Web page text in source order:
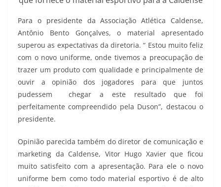
Para o presidente da Associação Atlética Caldense,
Antônio Bento Gonçalves, o material apresentado
superou as expectativas da diretoria. “ Estou muito feliz
com o novo uniforme, onde tivemos a preocupação de
trazer um produto com qualidade e principalmente de
ouvir a opinião dos jogadores para que juntos
pudessem chegar a este resultado que foi
perfeitamente compreendido pela Duson”, destacou o
presidente.
Opinião parecida também do diretor de comunicação e
marketing da Caldense, Vitor Hugo Xavier que ficou
muito satisfeito com a apresentação. Para ele o novo
uniforme bem como todo material esportivo é de alto